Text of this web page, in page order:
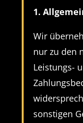
1.
Wir
nur zu den
Leistungs-
sonstigen